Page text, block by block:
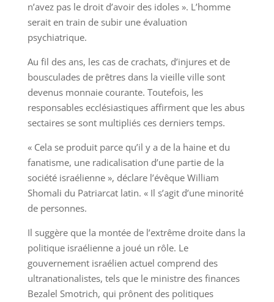
n’avez pas le droit d’avoir des idoles ». L’homme
serait en train de subir une évaluation
psychiatrique.
Au fil des ans, les cas de crachats, d’injures et de
bousculades de prêtres dans la vieille ville sont
devenus monnaie courante. Toutefois, les
responsables ecclésiastiques affirment que les abus
sectaires se sont multipliés ces derniers temps.
« Cela se produit parce qu’il y a de la haine et du
fanatisme, une radicalisation d’une partie de la
société israélienne », déclare l’évêque William
Shomali du Patriarcat latin. « Il s’agit d’une minorité
de personnes.
Il suggère que la montée de l’extrême droite dans la
politique israélienne a joué un rôle. Le
gouvernement israélien actuel comprend des
ultranationalistes, tels que le ministre des finances
Bezalel Smotrich, qui prônent des politiques